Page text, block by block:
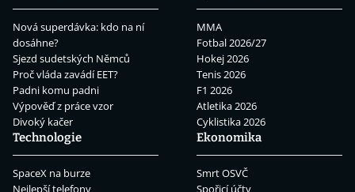
Nová superdávka: kdo na ní
dosáhne?
Sjezd sudetských Němců
Proč vláda zavádí EET?
Padni komu padni
Výpověď z práce vzor
Divoký kačer
MMA
Fotbal 2026/27
Hokej 2026
Tenis 2026
F1 2026
Atletika 2026
Cyklistika 2026
Technologie
SpaceX na burze
Nejlepší telefony
Ekonomika
Smrt OSVČ
Spořicí účty